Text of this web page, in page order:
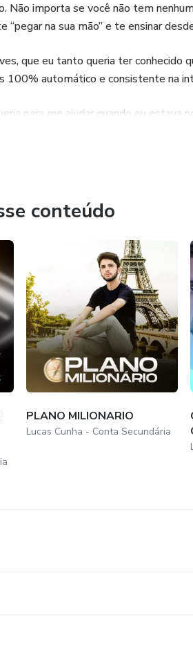
Não importa se você não tem
na sua mão” e te ensinar
que eu tanto queria ter conhecido
100% automático e consistente na
para me ajudar quando eu estava
conteúdo
PLANO MILIONARIO
Lucas Cunha - Conta Secundária